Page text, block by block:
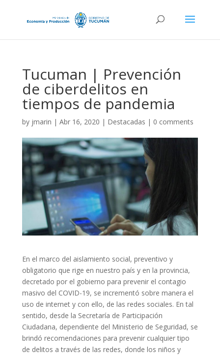
Tucuman | Prevención
de ciberdelitos en
tiempos de pandemia
by jmarin | Abr 16, 2020 | Destacadas | 0 comments
En el marco del aislamiento social, preventivo y
obligatorio que rige en nuestro país y en la provincia,
decretado por el gobierno para prevenir el contagio
masivo del COVID-19, se incrementó sobre manera el
uso de internet y con ello, de las redes sociales. En tal
sentido, desde la Secretaría de Participación
Ciudadana, dependiente del Ministerio de Seguridad, se
brindó recomendaciones para prevenir cualquier tipo
de delitos a través de las redes, donde los niños y